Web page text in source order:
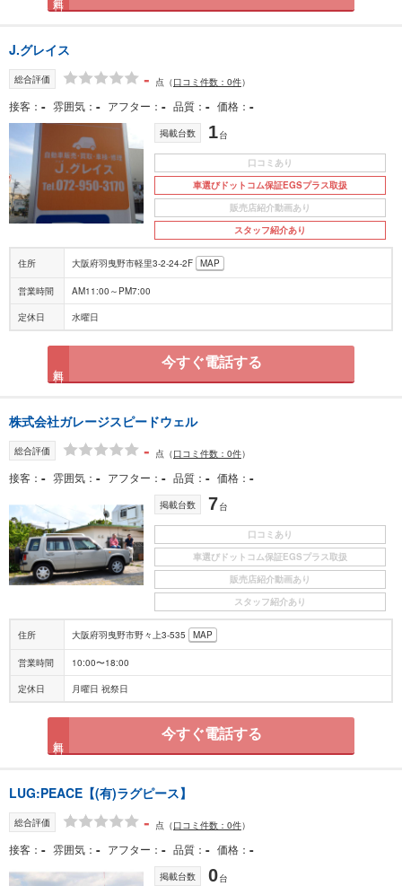
J.グレイス
総合評価 - 点 （口コミ件数：0件）
接客 - 雰囲気 - アフター - 品質 - 価格 -
掲載台数 1台
口コミあり
車選びドットコム保証EGSプラス取扱
販売店紹介動画あり
スタッフ紹介あり
住所 大阪府羽曳野市軽里3-2-24-2F MAP
営業時間 AM11:00～PM7:00
定休日 水曜日
今すぐ電話する
株式会社ガレージスピードウェル
総合評価 - 点 （口コミ件数：0件）
接客 - 雰囲気 - アフター - 品質 - 価格 -
掲載台数 7台
口コミあり
車選びドットコム保証EGSプラス取扱
販売店紹介動画あり
スタッフ紹介あり
住所 大阪府羽曳野市野々上3-535 MAP
営業時間 10:00〜18:00
定休日 月曜日 祝祭日
今すぐ電話する
LUG:PEACE【(有)ラグピース】
総合評価 - 点 （口コミ件数：0件）
接客 - 雰囲気 - アフター - 品質 - 価格 -
掲載台数 0台